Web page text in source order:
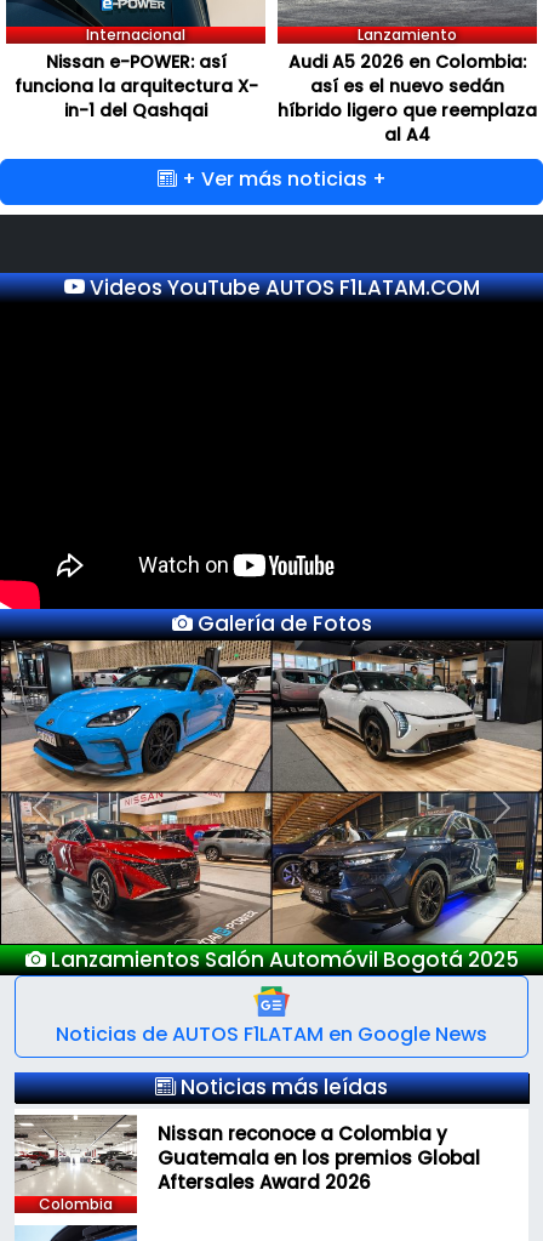
Internacional
Nissan e-POWER: así
funciona la arquitectura X-
in-1 del Qashqai
Lanzamiento
Audi A5 2026 en Colombia:
así es el nuevo sedán
híbrido ligero que reemplaza
al A4
+ Ver más noticias +
Videos YouTube AUTOS F1LATAM.COM
Galería de Fotos
Lanzamientos Salón Automóvil Bogotá 2025
Previous Next
Noticias de AUTOS F1LATAM en Google News
Noticias más leídas
Colombia
Nissan reconoce a Colombia y
Guatemala en los premios Global
Aftersales Award 2026